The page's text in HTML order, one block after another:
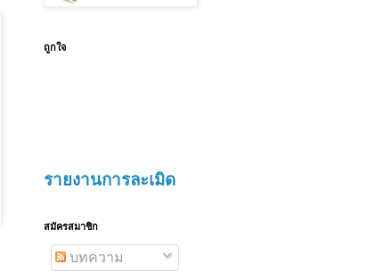
ถูกใจ
รายงานการละเมิด
สมัครสมาชิก
บทความ